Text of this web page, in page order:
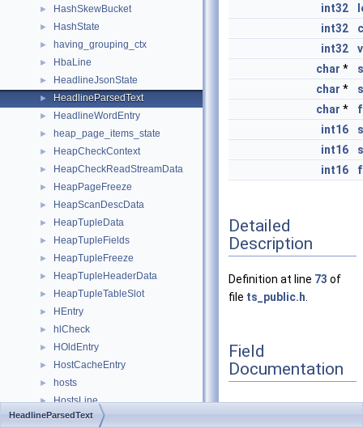
► HashSkewBucket
► HashState
► having_grouping_ctx
► HbaLine
► HeadlineJsonState
► HeadlineParsedText
► HeadlineWordEntry
► heap_page_items_state
► HeapCheckContext
► HeapCheckReadStreamData
► HeapPageFreeze
► HeapScanDescData
► HeapTupleData
► HeapTupleFields
► HeapTupleFreeze
► HeapTupleHeaderData
► HeapTupleTableSlot
► HEntry
► hlCheck
► HOldEntry
► HostCacheEntry
► hosts
► HostsLine
► HSParser
int32
int32
int32
char *
char *
char *
int16
int16
int16
Detailed
Description
Definition at line 73 of
file ts_public.h
Field
Documentation
HeadlineParsedText